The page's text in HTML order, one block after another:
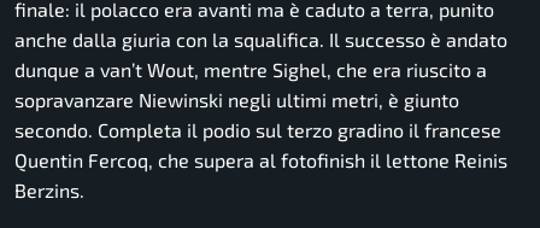
finale: il polacco era avanti ma è caduto a terra, punito
anche dalla giuria con la squalifica. Il successo è andato
dunque a van’t Wout, mentre Sighel, che era riuscito a
sopravanzare Niewinski negli ultimi metri, è giunto
secondo. Completa il podio sul terzo gradino il francese
Quentin Fercoq, che supera al fotofinish il lettone Reinis
Berzins.